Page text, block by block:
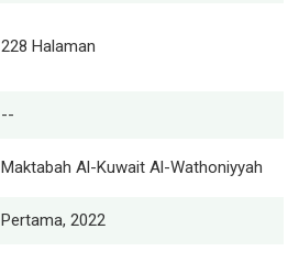
228 Halaman
--
Maktabah Al-Kuwait Al-Wathoniyyah
Pertama, 2022